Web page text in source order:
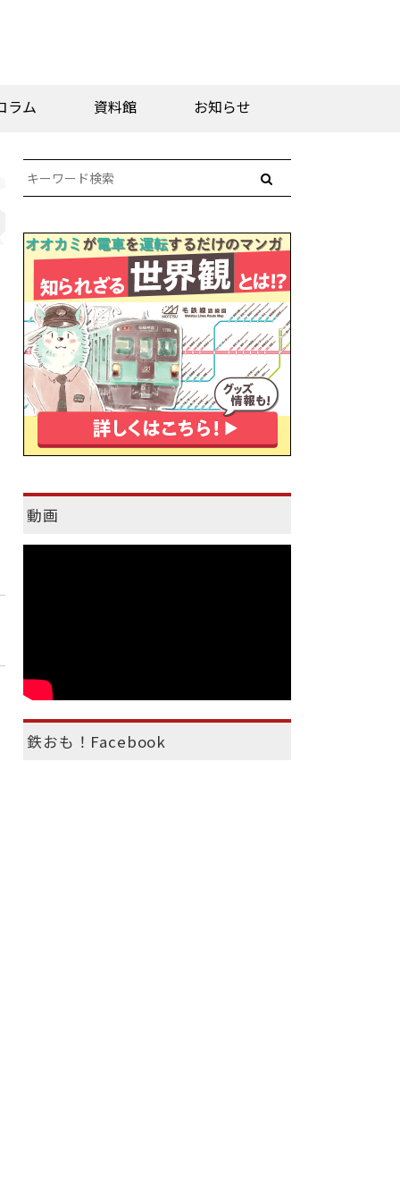
ラム 資料館 お知らせ
動画
鉄おも！Facebook